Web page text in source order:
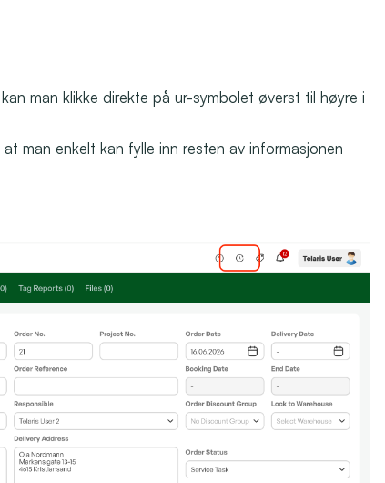
man klikke direkte på ur-symbolet øverst til høyre i
man enkelt kan fylle inn resten av informasjonen